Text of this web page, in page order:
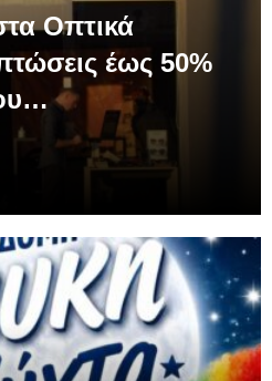
Οπτικά
έως 50%